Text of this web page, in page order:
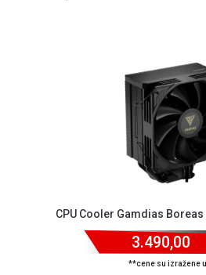
CPU Cooler Gamdias Boreas
3.490,00
**cene su izražene u